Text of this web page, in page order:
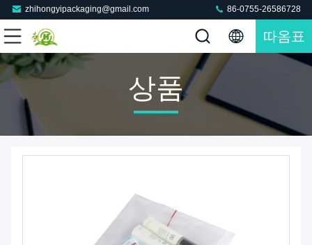
zhihongyipackaging@gmail.com 86-0755-26586728
따옴표
상품